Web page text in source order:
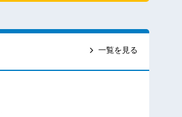
一覧を見る